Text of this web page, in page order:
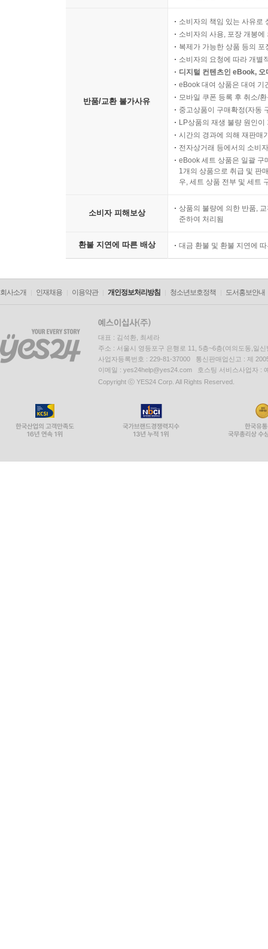
반품/교환 불가사유
소비자의 책임 있는 사유로
소비자의 사용, 포장 개봉
복제가 가능한 상품 등의
소비자의 요청에 따라 개별
디지털 컨텐츠인 eBook,
eBook 대여 상품은 대여 기
모바일 쿠폰 등록 후 취소/
중고상품이 구매확정(자동
LP상품의 재생 불량 원인
시간의 경과에 의해 재판매
전자상거래 등에서의 소비
eBook 세트 상품은 일괄 구
1개의 상품으로 취급 및 판
우, 세트 상품 전부 및 세트
소비자 피해보상
상품의 불량에 의한 반품,
준하여 처리됨
환불 지연에 따른 배상 대금 환불 및 환불 지연에
회사소개 인재채용 이용약관 개인정보처리방침 청소년보호정책 도서홍보안내
대표 : 김석환, 최세라
주소 : 서울시 영등포구 은행로 11, 5층~6층(여의도동,일신
사업자등록번호 : 229-81-37000 통신판매업신고 : 제
이메일 : yes24help@yes24.com 호스팅 서비스사업자 :
Copyright ⓒ YES24 Corp. All Rights Reserved.